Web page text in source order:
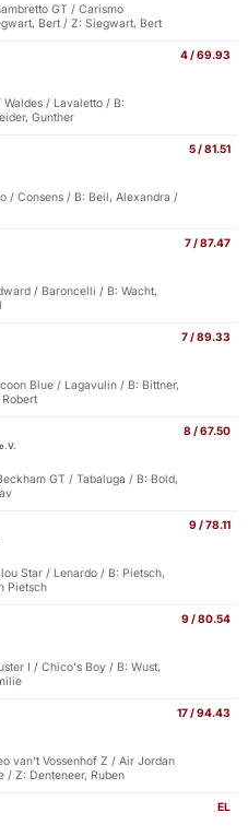
GT / Carismo
Bert / Z: Siegwart, Bert
4 / 69.93
/ Lavaletto / B:
Gunther
5 / 81.51
/ Consens / B: Beil, Alexandra /
7 / 87.47
/ Baroncelli / B: Wacht,
7 / 89.33
Blue / Lagavulin / B: Bittner,
8 / 67.50
GT / Tabaluga / B: Bold,
9 / 78.11
Star / Lenardo / B: Pietsch,
Pietsch
9 / 80.54
I / Chico's Boy / B: Wust,
17 / 94.43
van't Vossenhof Z / Air Jordan
/ Z: Denteneer, Ruben
EL